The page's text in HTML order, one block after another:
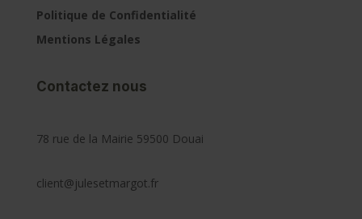
Politique de Confidentialité
Mentions Légales
Contactez nous
78 rue de la Mairie 59500 Douai
client@julesetmargot.fr